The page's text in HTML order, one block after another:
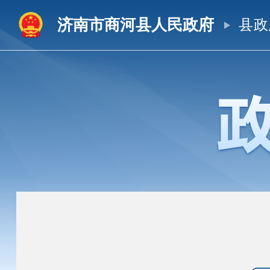
济南市商河县人民政府 县